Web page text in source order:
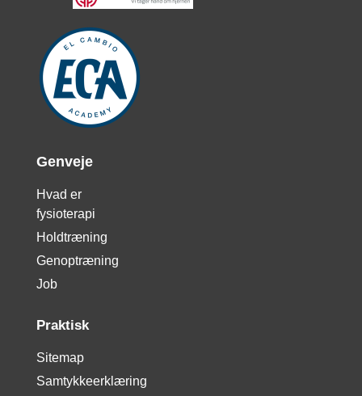
Genveje
Hvad er
fysioterapi
Holdtræning
Genoptræning
Job
Praktisk
Sitemap
Samtykkeerklæring